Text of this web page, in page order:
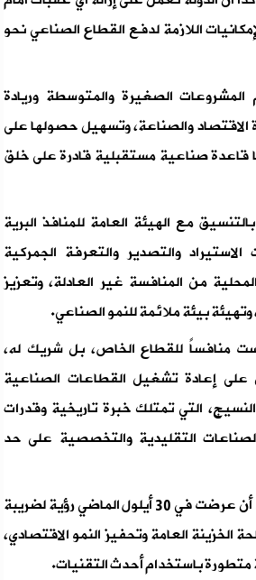
اللازمة لدفع القطاع الصناعي نحو
الصغيرة والمتوسطة وريادة
الاقتصاد والصناعة، وتسهيل حصولها على
قاعدة صناعية مستقبلية قادرة على خلق
مع الهيئة العامة للمنافذ البرية
والتصدير والتعرفة الجمركية
من المنافسة غير العادلة، وتعزيز
وتهيئة بيئة ملائمة للنمو الصناعي.
منافساً للقطاع الخاص، بل شريك له،
إعادة تشغيل القطاعات الصناعية
التي تمتلك خبرة تاريخية وقدرات
التقليدية والتخصصية على حد
يذكر أن وزارة المالية سبق أن عرضت في 30 أيلول الماضي رؤية لضريبة
الخزينة العامة وتحفيز النمو الاقتصادي،
باستخدام أحدث التقنيات.